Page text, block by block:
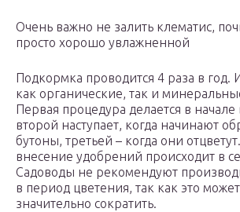
Очень важно не залить клематис,
просто хорошо увлажненной
Подкормка проводится 4 раза в год.
как органические, так и
Первая процедура делается в
второй наступает, когда начинают
бутоны, третьей – когда они
внесение удобрений происходит в
Садоводы не рекомендуют
в период цветения, так как это
значительно сократить.